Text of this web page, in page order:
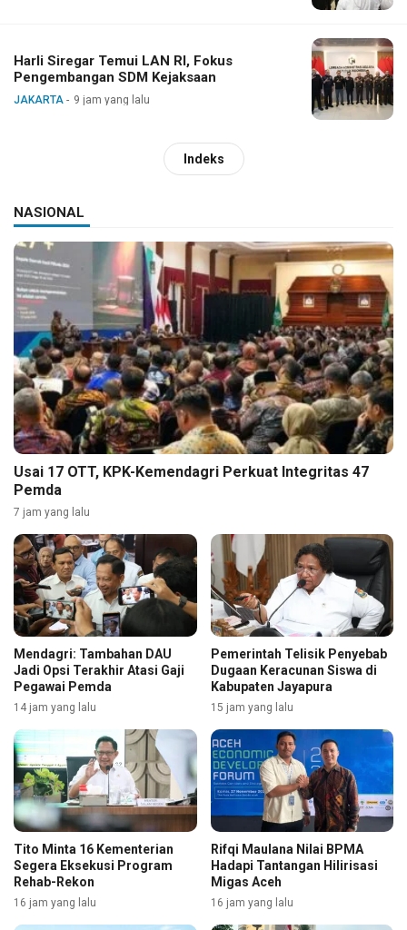
Harli Siregar Temui LAN RI, Fokus
Pengembangan SDM Kejaksaan
JAKARTA 9 jam yang lalu
Indeks
NASIONAL
Usai 17 OTT, KPK-Kemendagri Perkuat Integritas 47
Pemda
7 jam yang lalu
Mendagri: Tambahan DAU
Jadi Opsi Terakhir Atasi Gaji
Pegawai Pemda
14 jam yang lalu
Pemerintah Telisik Penyebab
Dugaan Keracunan Siswa di
Kabupaten Jayapura
15 jam yang lalu
Tito Minta 16 Kementerian
Segera Eksekusi Program
Rehab-Rekon
16 jam yang lalu
Rifqi Maulana Nilai BPMA
Hadapi Tantangan Hilirisasi
Migas Aceh
16 jam yang lalu